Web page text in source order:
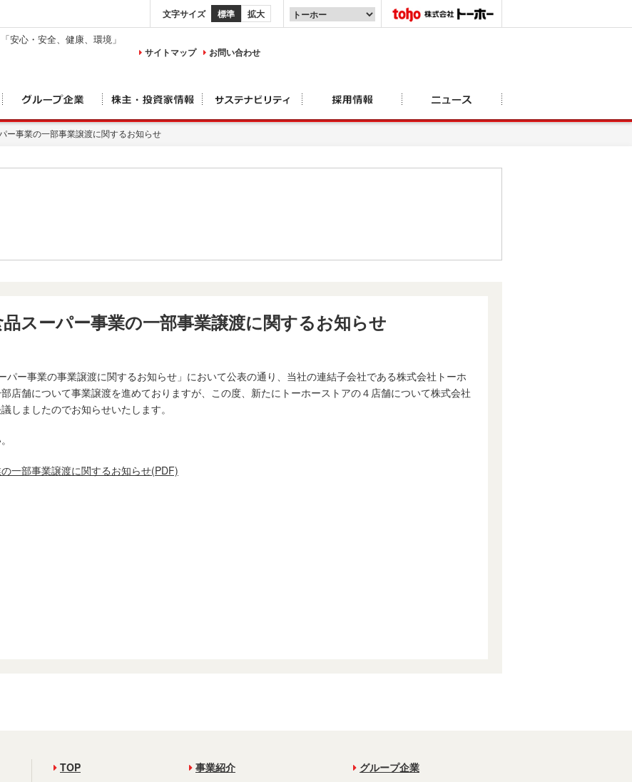
文字サイズ 標準 拡大
安心・安全、健康、環境」
サイトマップ お問い合わせ
ー事業の一部事業譲渡に関するお知らせ
品スーパー事業の一部事業譲渡に関するお知らせ
パー事業の事業譲渡に関するお知らせ」において公表の通り、当社の連結子会社である株式会社トーホ
店舗について事業譲渡を進めておりますが、この度、新たにトーホーストアの４店舗について株式会社
しましたのでお知らせいたします。
一部事業譲渡に関するお知らせ(PDF)
TOP
事業紹介 グループ企業